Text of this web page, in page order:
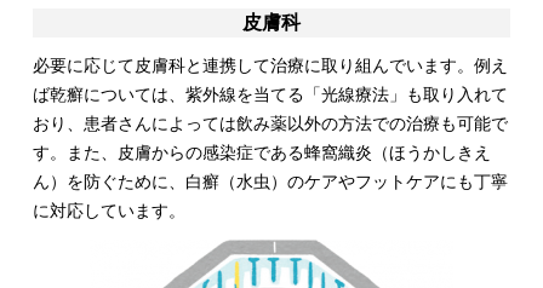
皮膚科
必要に応じて皮膚科と連携して治療に取り組んでいます。例え
ば乾癬については、紫外線を当てる「光線療法」も取り入れて
おり、患者さんによっては飲み薬以外の方法での治療も可能で
す。また、皮膚からの感染症である蜂窩織炎（ほうかしきえ
ん）を防ぐために、白癬（水虫）のケアやフットケアにも丁寧
に対応しています。